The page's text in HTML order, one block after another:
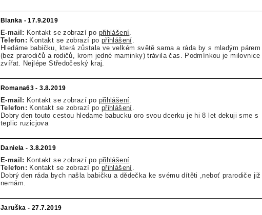
Blanka - 17.9.2019
E-mail: Kontakt se zobrazí po přihlášení
Telefon: Kontakt se zobrazí po přihlášení
Hledáme babičku, která zůstala ve velkém světě sama a ráda by s mladým párem
(bez prarodičů a rodičů, krom jedné maminky) trávila čas. Podmínkou je milovnice
zvířat. Nejlépe Středočeský kraj.
Romana63 - 3.8.2019
E-mail: Kontakt se zobrazí po přihlášení
Telefon: Kontakt se zobrazí po přihlášení
Dobry den touto cestou hledame babucku oro svou dcerku je hi 8 let dekuji sme s
teplic ruzicjova
Daniela - 3.8.2019
E-mail: Kontakt se zobrazí po přihlášení
Telefon: Kontakt se zobrazí po přihlášení
Dobrý den ráda bych našla babičku a dědečka ke svému dítěti ,neboť prarodiče již
nemám.
Jaruška - 27.7.2019